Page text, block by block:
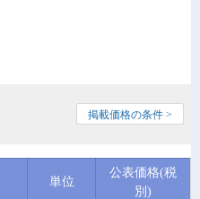
掲載価格の条件 >
単位
公表価格(税
別)